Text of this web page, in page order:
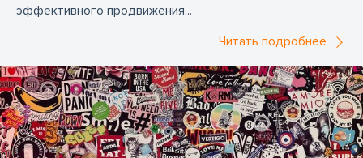
эффективного продвижения...
Читать подробнее